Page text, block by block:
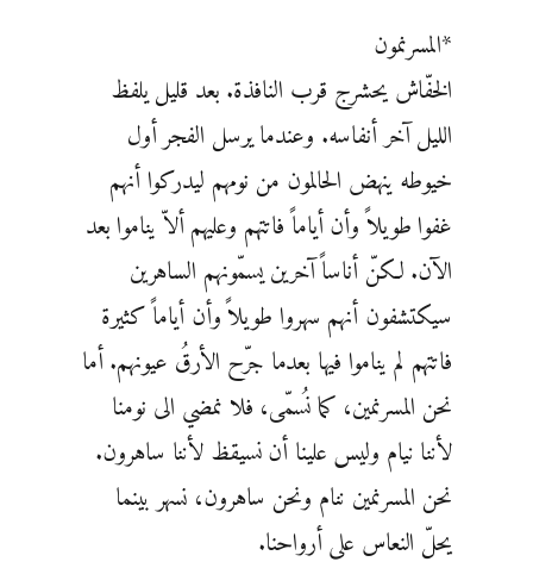
*المسرنمون
الخفّاش يحشرج قرب النافذة. بعد قليل يلفظ
الليل آخر أنفاسه. وعندما يرسل الفجر أول
خيوطه ينهض الحالمون من نومهم ليدركوا أنهم
غفوا طويلاً وأن أياماً فاتتهم وعليهم ألاّ يناموا بعد
الآن. لكنّ أناساً آخرين يسمّونهم الساهرين
سيكتشفون أنهم سهروا طويلاً وأن أياماً كثيرة
فاتتهم لم يناموا فيها بعدما جرّح الأرقُ عيونهم. أما
نحن المسرنمين، كما نُسمّى، فلا نمضي الى نومنا
لأننا نيام وليس علينا أن نسيقظ لأننا ساهرون.
نحن المسرنمين ننام ونحن ساهرون، نسهر بينما
يحلّ النعاس على أرواحنا.